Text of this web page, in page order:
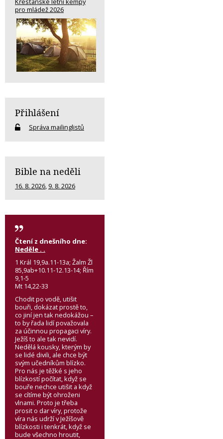
pro mládež 2026
Přihlášení
Správa mailinglistů
Bible na neděli
16. 8. 2026, 9. 8. 2026
Čtení z dnešního dne:
Neděle . .
1 Král 19,9a.11-13a; Žalm Žl
85,9ab+10.11-12.13-14; Řím
9,1-5
Mt 14,22-33
Chodit po vodě, utišit
bouři, dokázat prostě to,
co jiní jen tak nedokážou –
to by řada lidí považovala
za účinnou propagaci víry.
Ježíš to ale tak nevidí.
Nedělá kousky, kterým by
se lidé divili, ale chce být
svým učedníkům blízko.
Pro nás je těžké s jeho
blízkostí počítat, když se
bouře nechce utišit a když
se cítíme být ohroženi
vlnami. Proto je třeba
prosit o dar víry, protože
víra nás udrží v Ježíšově
blízkosti i tenkrát, když se
bude všechno hroutit,